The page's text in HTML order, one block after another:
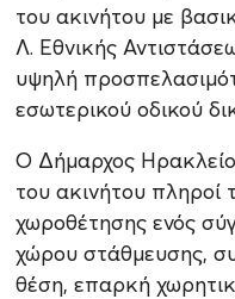
του ακινήτου με
Λ. Εθνικής
υψηλή
εσωτερικού οδικού
Ο Δήμαρχος
του ακινήτου πληροί
χωροθέτησης ενός
χώρου στάθμευσης,
θέση, επαρκή